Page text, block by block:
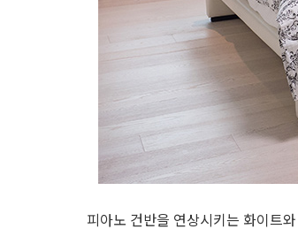
피아노 건반을 연상시키는 화이트